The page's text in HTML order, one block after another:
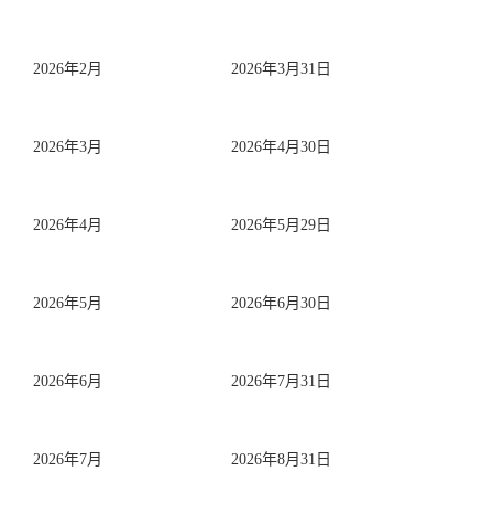
2026年2月 2026年3月31日
2026年3月 2026年4月30日
2026年4月 2026年5月29日
2026年5月 2026年6月30日
2026年6月 2026年7月31日
2026年7月 2026年8月31日